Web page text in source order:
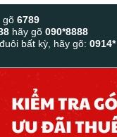
gõ6789
hãy gõ090*8888
đuôi bất kỳ, hãy gõ:0914*